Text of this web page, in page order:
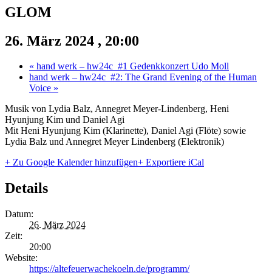
GLOM
26. März 2024 , 20:00
« hand werk – hw24c_#1 Gedenkkonzert Udo Moll
hand werk – hw24c_#2: The Grand Evening of the Human
Voice »
Musik von Lydia Balz, Annegret Meyer-Lindenberg, Heni
Hyunjung Kim und Daniel Agi
Mit Heni Hyunjung Kim (Klarinette), Daniel Agi (Flöte) sowie
Lydia Balz und Annegret Meyer Lindenberg (Elektronik)
+ Zu Google Kalender hinzufügen+ Exportiere iCal
Details
Datum:
26. März 2024
Zeit:
20:00
Website:
https://altefeuerwachekoeln.de/programm/